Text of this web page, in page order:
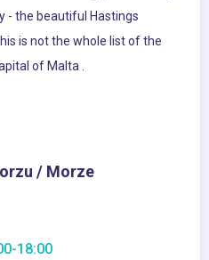
- the beautiful Hastings
is not the whole list of the
of Malta .
/ Morze
18:00